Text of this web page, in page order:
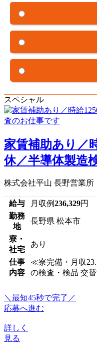
スペシャル
家賃補助あり／
休／半導体製造
株式会社平山 長野営業所
給与 月収例236,329円
勤務
地
長野県 松本市
寮・
社宅
あり
仕事
内容
≪寮完備・月収
の検査・検品 交替
＼最短45秒で完了／
応募へ進む
詳しく
見る